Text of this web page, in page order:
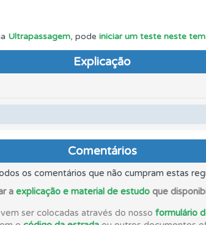
a que ainda não respondeu.
a como favorita.
estatísticas em qualquer equipamento.
estatísticas.
Ultrapassagem, pode iniciar um teste neste
Explicação
Comentários
os comentários que não cumpram estas
a explicação e material de estudo que
ser colocadas através do nosso formulário